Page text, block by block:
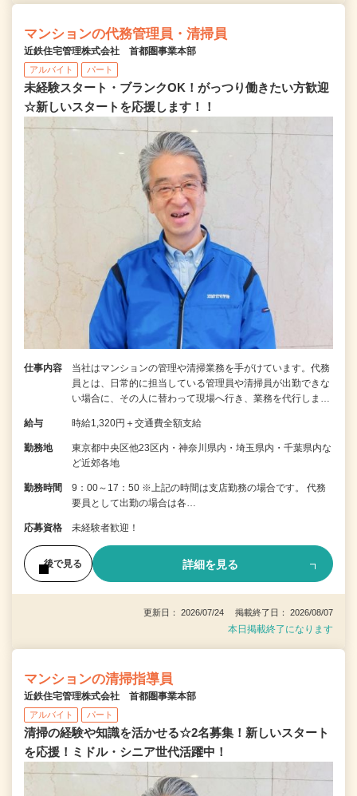
マンションの代務管理員・清掃員
近鉄住宅管理株式会社 首都圏事業本部
アルバイト パート
未経験スタート・ブランクOK！がっつり働きたい方歓迎
☆新しいスタートを応援します！！
仕事内容
当社はマンションの管理や清掃業務を手がけています。代務
員とは、日常的に担当している管理員や清掃員が出勤できな
い場合に、その人に替わって現場へ行き、業務を代行しま…
給与 時給1,320円＋交通費全額支給
勤務地
東京都中央区他23区内・神奈川県内・埼玉県内・千葉県内な
ど近郊各地
勤務時間
9：00～17：50 ※上記の時間は支店勤務の場合です。 代務
要員として出勤の場合は各…
応募資格 未経験者歓迎！
後で見る 詳細を見る
更新日： 2026/07/24 掲載終了日： 2026/08/07
本日掲載終了になります
マンションの清掃指導員
近鉄住宅管理株式会社 首都圏事業本部
アルバイト パート
清掃の経験や知識を活かせる☆2名募集！新しいスタート
を応援！ミドル・シニア世代活躍中！